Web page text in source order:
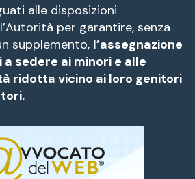
alle disposizioni
per garantire, senza
supplemento, l’assegnazione
sedere ai minori e alle
ridotta vicino ai loro genitori